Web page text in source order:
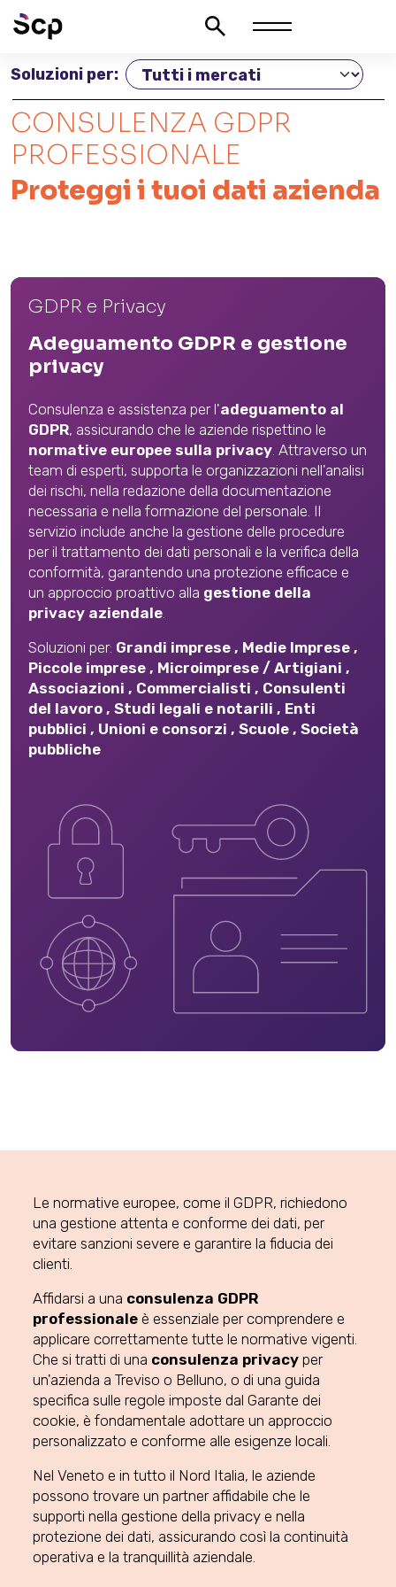
Soluzioni per:
CONSULENZA GDPR
PROFESSIONALE
Proteggi i tuoi dati azienda
GDPR e Privacy
Adeguamento GDPR e gestione
privacy
Consulenza e assistenza per l'adeguamento al
GDPR, assicurando che le aziende rispettino le
normative europee sulla privacy. Attraverso un
team di esperti, supporta le organizzazioni nell'analisi
dei rischi, nella redazione della documentazione
necessaria e nella formazione del personale. Il
servizio include anche la gestione delle procedure
per il trattamento dei dati personali e la verifica della
conformità, garantendo una protezione efficace e
un approccio proattivo alla gestione della
privacy aziendale.
Soluzioni per: Grandi imprese , Medie Imprese ,
Piccole imprese , Microimprese / Artigiani ,
Associazioni , Commercialisti , Consulenti
del lavoro , Studi legali e notarili , Enti
pubblici , Unioni e consorzi , Scuole , Società
pubbliche
Le normative europee, come il GDPR, richiedono
una gestione attenta e conforme dei dati, per
evitare sanzioni severe e garantire la fiducia dei
clienti.
Affidarsi a una consulenza GDPR
professionale è essenziale per comprendere e
applicare correttamente tutte le normative vigenti.
Che si tratti di una consulenza privacy per
un'azienda a Treviso o Belluno, o di una guida
specifica sulle regole imposte dal Garante dei
cookie, è fondamentale adottare un approccio
personalizzato e conforme alle esigenze locali.
Nel Veneto e in tutto il Nord Italia, le aziende
possono trovare un partner affidabile che le
supporti nella gestione della privacy e nella
protezione dei dati, assicurando così la continuità
operativa e la tranquillità aziendale.